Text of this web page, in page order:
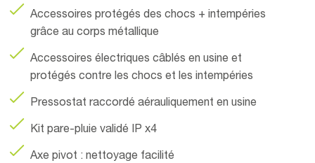
Accessoires protégés des chocs + intempéries
grâce au corps métallique
Accessoires électriques câblés en usine et
protégés contre les chocs et les intempéries
Pressostat raccordé aérauliquement en usine
Kit pare-pluie validé IP x4
Axe pivot : nettoyage facilité